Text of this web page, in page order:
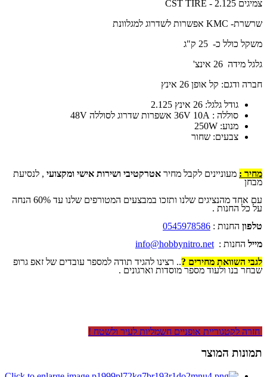
צמיגים 2.125 - CST TIRE
שרשרת- KMC אפשרות לשדרוג למגלוונת
משקל כולל כ- 25 ק"ג
גלגל מידה 26 אינצ
'
חברה ודגם: קל אופן 26 אינץ
גודל גלגל: 26 אינץ 2.125
סוללה : 36V 10A אשפרות שדרוג לסוללה 48V
מנוע: 250W
צבעים: שחור
מחיר : מעוניינים לקבל מחיר אטרקטיבי ושירות אישי ומקצועי , לנסיעת
מבחן
עם אחד מהנציגים שלנו ותזכו במבצעים המטורפים שלנו עד 60% הנחה
על כל החנות .
טלפון החנות : 0545978586
מייל החנות : info@hobbynitro.net
לגבי השוואת מחירים ?.. רצינו להגיד תודה למספר עובדים של זאפ גרופ
שבחר בנו ולעוד מספר מוסדות וארגונים .
חזרה לקטגוריית אופניים חשמליות לעיר ולשטח !
תמונות המוצר